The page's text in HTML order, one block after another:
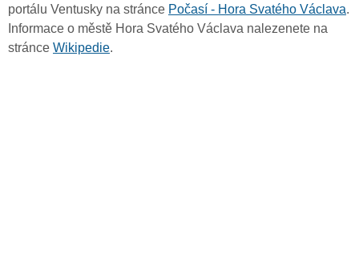
portálu Ventusky na stránce Počasí - Hora Svatého Václava.
Informace o městě Hora Svatého Václava nalezenete na
stránce Wikipedie.